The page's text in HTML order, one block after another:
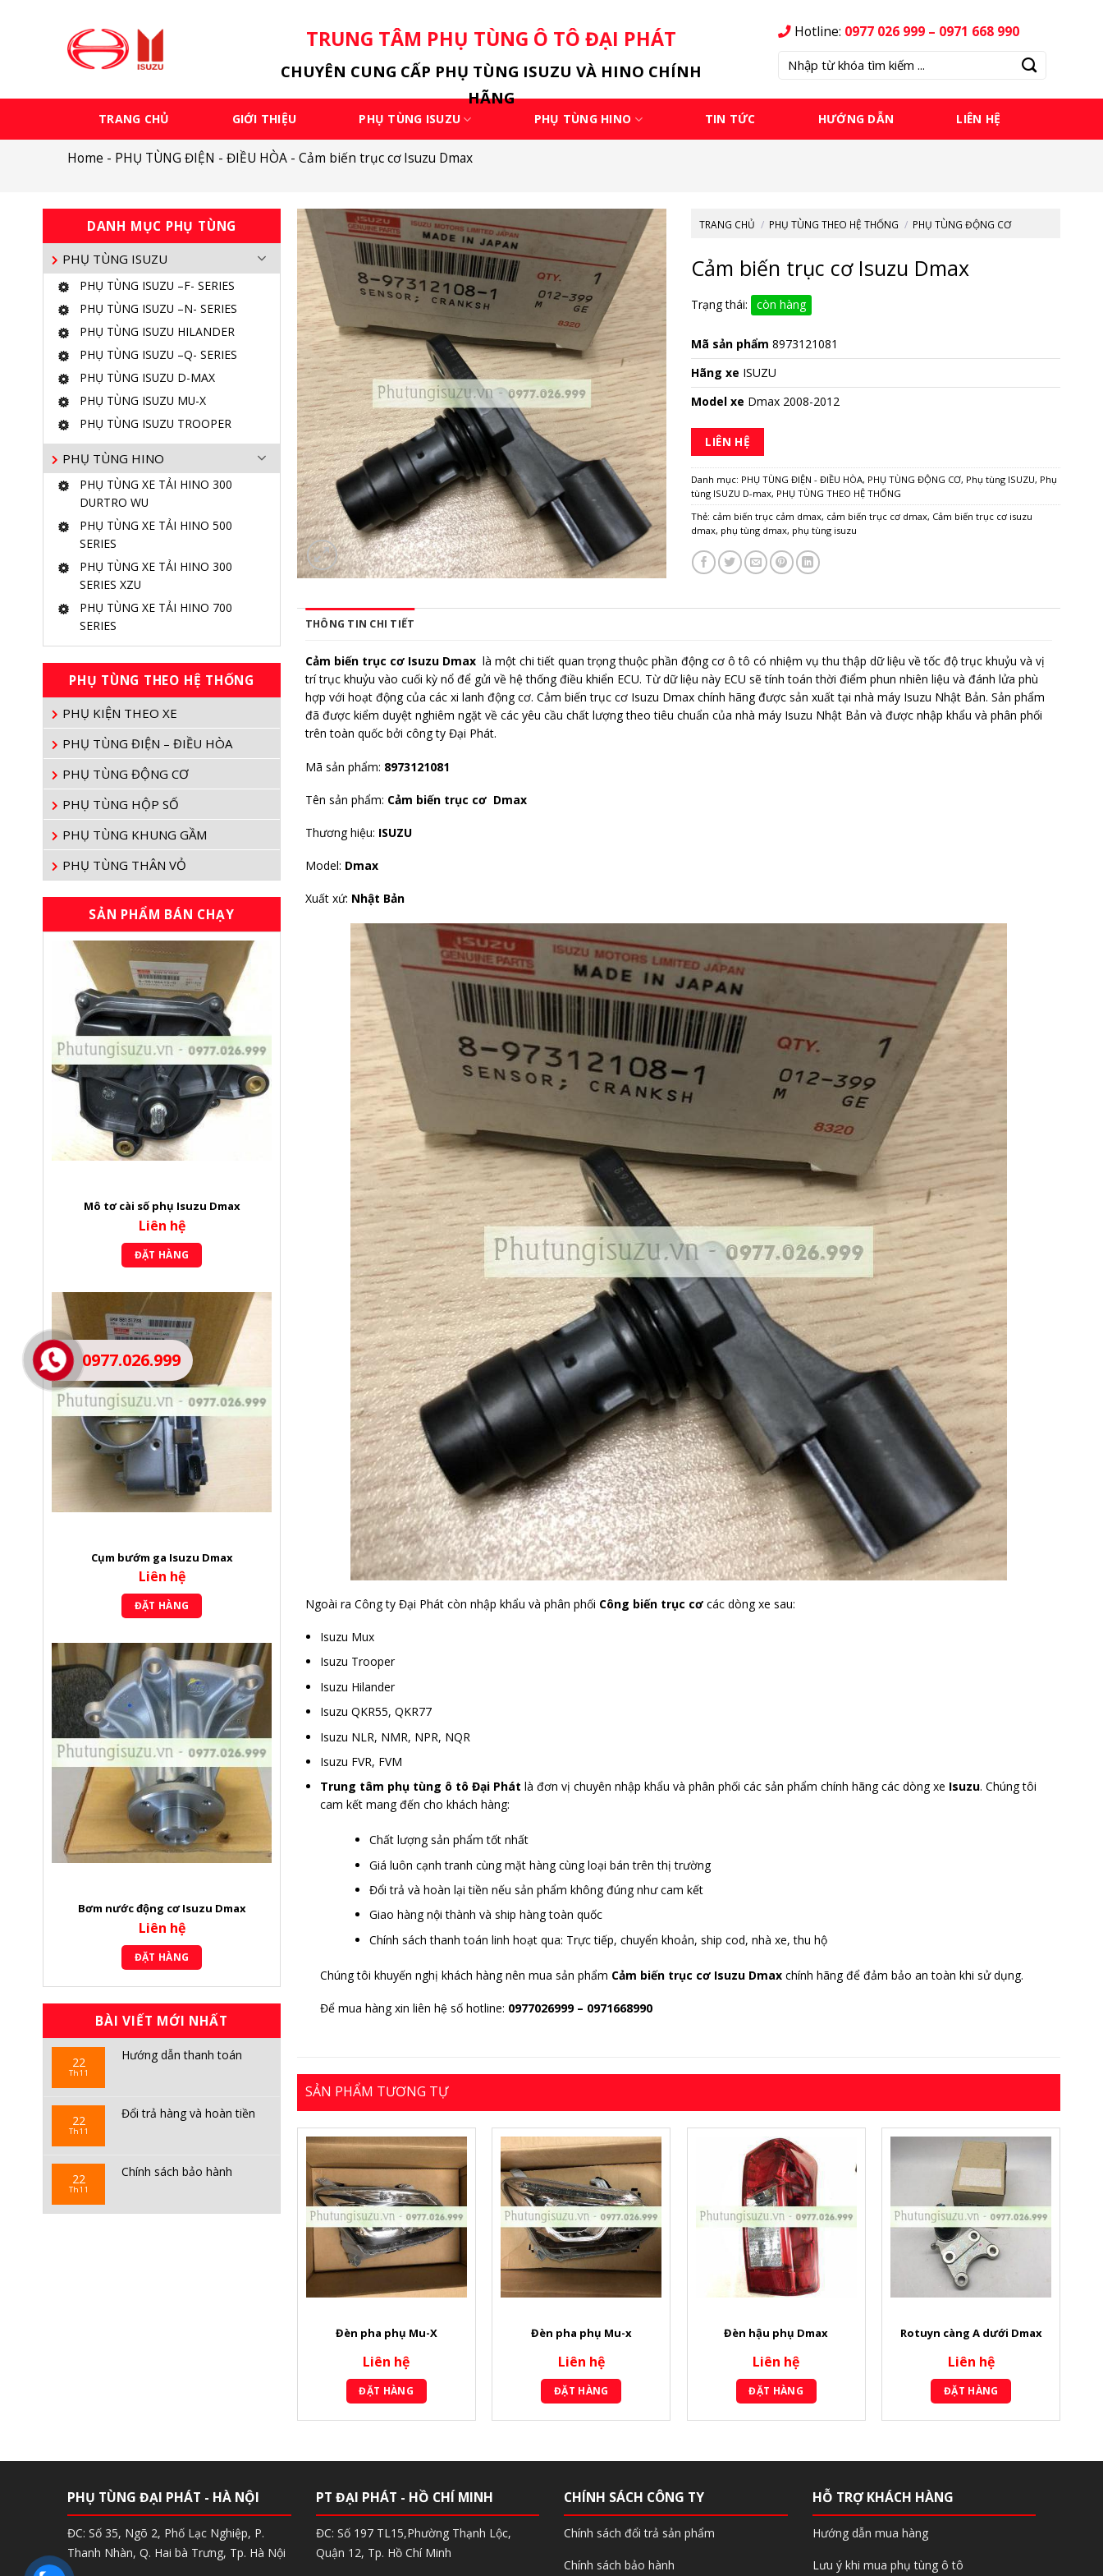
TRUNG TÂM PHỤ TÙNG Ô TÔ ĐẠI PHÁT
CHUYÊN CUNG CẤP PHỤ TÙNG ISUZU VÀ HINO CHÍNH
HÃNG
Hotline: 0977 026 999 – 0971 668 990
Tìm
kiếm:
TRANG CHỦ GIỚI THIỆU PHỤ TÙNG ISUZU PHỤ TÙNG HINO TIN TỨC HƯỚNG DẪN LIÊN HỆ
Home - PHỤ TÙNG ĐIỆN - ĐIỀU HÒA - Cảm biến trục cơ Isuzu Dmax
DANH MỤC PHỤ TÙNG
PHỤ TÙNG ISUZU
PHỤ TÙNG ISUZU –F- SERIES
PHỤ TÙNG ISUZU –N- SERIES
PHỤ TÙNG ISUZU HILANDER
PHỤ TÙNG ISUZU –Q- SERIES
PHỤ TÙNG ISUZU D-MAX
PHỤ TÙNG ISUZU MU-X
PHỤ TÙNG ISUZU TROOPER
PHỤ TÙNG HINO
PHỤ TÙNG XE TẢI HINO 300
DURTRO WU
PHỤ TÙNG XE TẢI HINO 500
SERIES
PHỤ TÙNG XE TẢI HINO 300
SERIES XZU
PHỤ TÙNG XE TẢI HINO 700
SERIES
PHỤ TÙNG THEO HỆ THỐNG
PHỤ KIỆN THEO XE
PHỤ TÙNG ĐIỆN – ĐIỀU HÒA
PHỤ TÙNG ĐỘNG CƠ
PHỤ TÙNG HỘP SỐ
PHỤ TÙNG KHUNG GẦM
PHỤ TÙNG THÂN VỎ
SẢN PHẨM BÁN CHẠY
Mô tơ cài số phụ Isuzu Dmax
Liên hệ
ĐẶT HÀNG
Cụm bướm ga Isuzu Dmax
Liên hệ
ĐẶT HÀNG
Bơm nước động cơ Isuzu Dmax
Liên hệ
ĐẶT HÀNG
BÀI VIẾT MỚI NHẤT
22
Th11
Hướng dẫn thanh toán
22
Th11
Đổi trả hàng và hoàn tiền
22
Th11
Chính sách bảo hành
TRANG CHỦ / PHỤ TÙNG THEO HỆ THỐNG / PHỤ TÙNG ĐỘNG CƠ
Cảm biến trục cơ Isuzu Dmax
Trạng thái: còn hàng
Mã sản phẩm 8973121081
Hãng xe ISUZU
Model xe Dmax 2008-2012
LIÊN HỆ
Danh mục: PHỤ TÙNG ĐIỆN - ĐIỀU HÒA, PHỤ TÙNG ĐỘNG CƠ, Phụ tùng ISUZU, Phụ
tùng ISUZU D-max, PHỤ TÙNG THEO HỆ THỐNG
Thẻ: cảm biến trục cảm dmax, cảm biến trục cơ dmax, Cảm biến trục cơ isuzu
dmax, phụ tùng dmax, phụ tùng isuzu
THÔNG TIN CHI TIẾT
Cảm biến trục cơ Isuzu Dmax là một chi tiết quan trọng thuộc phần động cơ ô tô có nhiệm vụ thu thập dữ liệu về tốc độ trục khuỷu và vị
trí trục khuỷu vào cuối kỳ nổ để gửi về hệ thống điều khiển ECU. Từ dữ liệu này ECU sẽ tính toán thời điểm phun nhiên liệu và đánh lửa phù
hợp với hoạt động của các xi lanh động cơ. Cảm biến trục cơ Isuzu Dmax chính hãng được sản xuất tại nhà máy Isuzu Nhật Bản. Sản phẩm
đã được kiểm duyệt nghiêm ngặt về các yêu cầu chất lượng theo tiêu chuẩn của nhà máy Isuzu Nhật Bản và được nhập khẩu và phân phối
trên toàn quốc bởi công ty Đại Phát.
Mã sản phẩm: 8973121081
Tên sản phẩm: Cảm biến trục cơ Dmax
Thương hiệu: ISUZU
Model: Dmax
Xuất xứ: Nhật Bản
Ngoài ra Công ty Đại Phát còn nhập khẩu và phân phối Công biến trục cơ các dòng xe sau:
Isuzu Mux
Isuzu Trooper
Isuzu Hilander
Isuzu QKR55, QKR77
Isuzu NLR, NMR, NPR, NQR
Isuzu FVR, FVM
Trung tâm phụ tùng ô tô Đại Phát là đơn vị chuyên nhập khẩu và phân phối các sản phẩm chính hãng các dòng xe Isuzu. Chúng tôi
cam kết mang đến cho khách hàng:
Chất lượng sản phẩm tốt nhất
Giá luôn cạnh tranh cùng mặt hàng cùng loại bán trên thị trường
Đổi trả và hoàn lại tiền nếu sản phẩm không đúng như cam kết
Giao hàng nội thành và ship hàng toàn quốc
Chính sách thanh toán linh hoạt qua: Trực tiếp, chuyển khoản, ship cod, nhà xe, thu hộ
Chúng tôi khuyến nghị khách hàng nên mua sản phẩm Cảm biến trục cơ Isuzu Dmaxchính hãng để đảm bảo an toàn khi sử dụng.
Để mua hàng xin liên hệ số hotline: 0977026999– 0971668990
SẢN PHẨM TƯƠNG TỰ
Đèn pha phụ Mu-X
Liên hệ
ĐẶT HÀNG
Đèn pha phụ Mu-x
Liên hệ
ĐẶT HÀNG
Đèn hậu phụ Dmax
Liên hệ
ĐẶT HÀNG
Rotuyn càng A dưới Dmax
Liên hệ
ĐẶT HÀNG
PHỤ TÙNG ĐẠI PHÁT - HÀ NỘI
ĐC: Số 35, Ngõ 2, Phố Lạc Nghiệp, P.
Thanh Nhàn, Q. Hai bà Trưng, Tp. Hà Nội
PT ĐẠI PHÁT - HỒ CHÍ MINH
ĐC: Số 197 TL15,Phường Thạnh Lộc,
Quận 12, Tp. Hồ Chí Minh
CHÍNH SÁCH CÔNG TY
Chính sách đổi trả sản phẩm
Chính sách bảo hành
HỖ TRỢ KHÁCH HÀNG
Hướng dẫn mua hàng
Lưu ý khi mua phụ tùng ô tô
0977.026.999